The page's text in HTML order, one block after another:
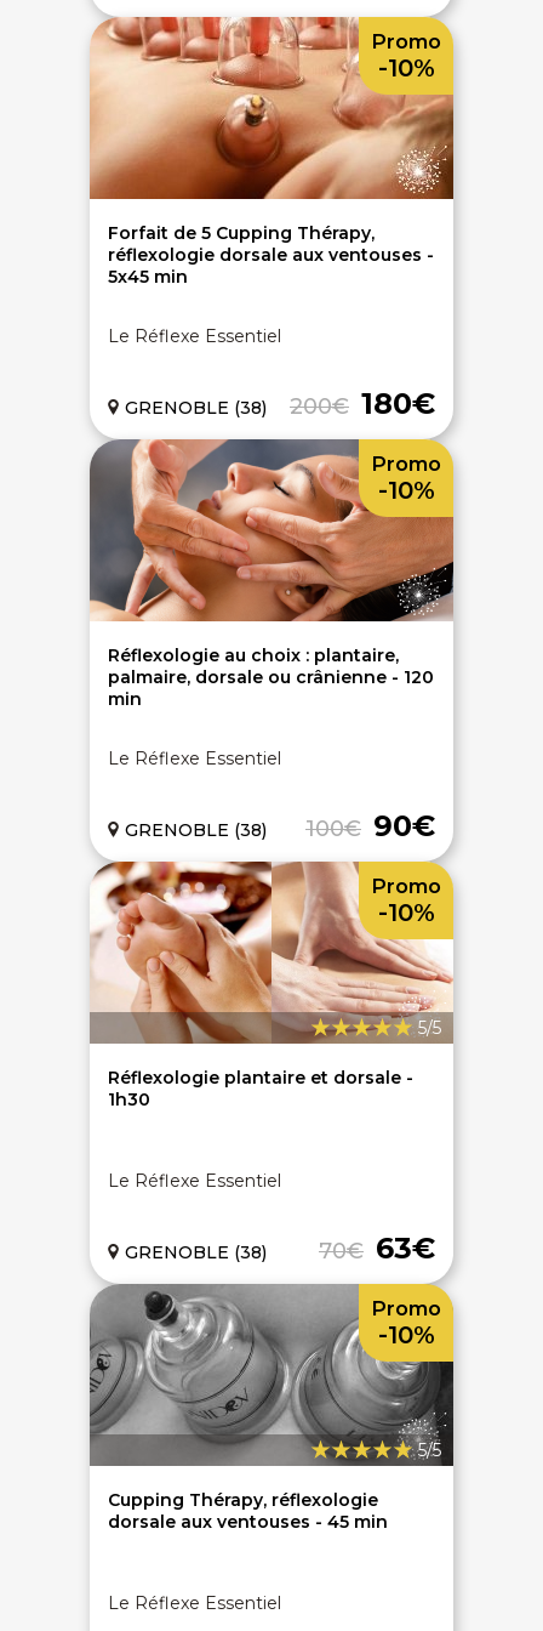
Forfait de 5 Cupping Thérapy,
réflexologie dorsale aux ventouses -
5x45 min
Le Réflexe Essentiel
200€ 180€
GRENOBLE (38)
Promo
-10%
Réflexologie au choix : plantaire,
palmaire, dorsale ou crânienne - 120
min
Le Réflexe Essentiel
100€ 90€
GRENOBLE (38)
Promo
-10%
5/5
Réflexologie plantaire et dorsale -
1h30
Le Réflexe Essentiel
70€ 63€
GRENOBLE (38)
Promo
-10%
5/5
Cupping Thérapy, réflexologie
dorsale aux ventouses - 45 min
Le Réflexe Essentiel
Promo
-10%